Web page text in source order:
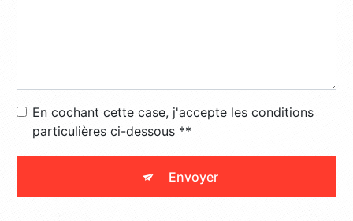
En cochant cette case, j'accepte les conditions
particulières ci-dessous **
Envoyer